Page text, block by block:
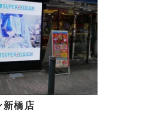
新橋店